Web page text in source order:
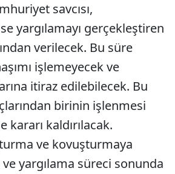
savcısı,
yargılamayı gerçekleştiren
verilecek. Bu süre
işlemeyecek ve
itiraz edilebilecek. Bu
birinin işlenmesi
kaldırılacak.
ve kovuşturmaya
yargılama süreci sonunda